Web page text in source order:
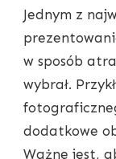
Jednym z
w sposób
wybrał.
dodatkowe
Ważne jest,